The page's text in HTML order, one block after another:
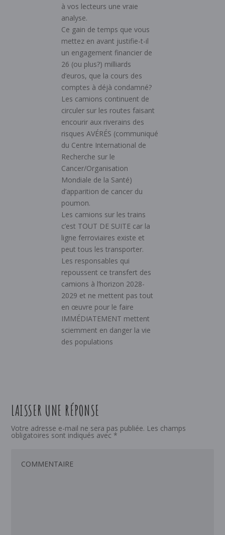
à vos lecteurs une vraie
analyse.
Ce gain de temps que vous
mettez en avant justifie-t-il
un engagement financier de
26 (ou plus?) milliards
d’euros, que la cours des
comptes à déjà condamné?
Les camions continuent de
circuler sur les routes faisant
encourir aux riverains des
risques AVÉRÉS (communiqué
du Centre International de
Recherche sur le
Cancer/Organisation
Mondiale de la Santé)
d’apparition de cancer du
poumon.
Les camions sur les trains
c’est TOUT DE SUITE car la
ligne ferroviaires existe et
peut tous les transporter.
Les responsables qui
repoussent ce transfert des
camions à l’horizon 2028-
2029 et ne mettent pas tout
en œuvre pour le faire
IMMÉDIATEMENT mettent
sciemment en danger la vie
des populations
LAISSER UNE RÉPONSE
Votre adresse e-mail ne sera pas publiée. Les champs
obligatoires sont indiqués avec *